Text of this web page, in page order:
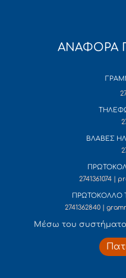
ΑΝΑΦΟΡΑ
ΒΛΑΒΕΣ
2741361074 |
ΠΡΩΤΟΚΟΛΛΟ
2741362840 |
Mέσω του